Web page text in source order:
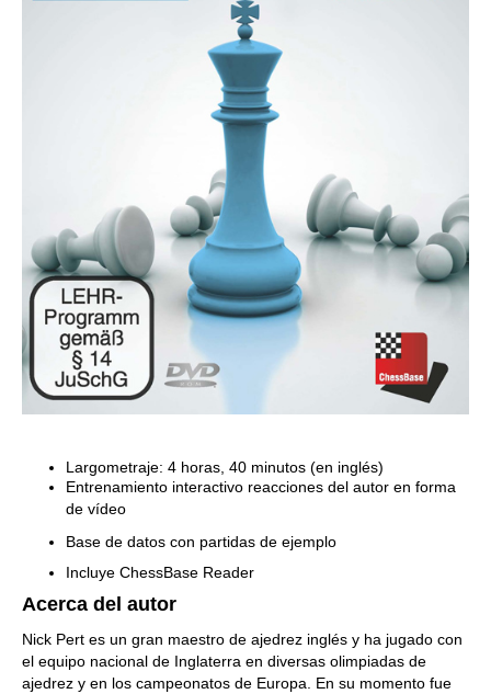
Largometraje: 4 horas, 40 minutos (en inglés)
Entrenamiento interactivo reacciones del autor en forma
de vídeo
Base de datos con partidas de ejemplo
Incluye ChessBase Reader
Acerca del autor
Nick Pert es un gran maestro de ajedrez inglés y ha jugado con
el equipo nacional de Inglaterra en diversas olimpiadas de
ajedrez y en los campeonatos de Europa. En su momento fue